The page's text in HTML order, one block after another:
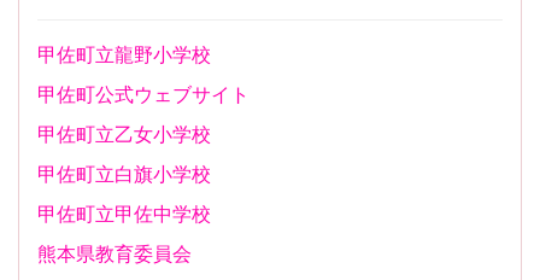
甲佐町立龍野小学校
甲佐町公式ウェブサイト
甲佐町立乙女小学校
甲佐町立白旗小学校
甲佐町立甲佐中学校
熊本県教育委員会